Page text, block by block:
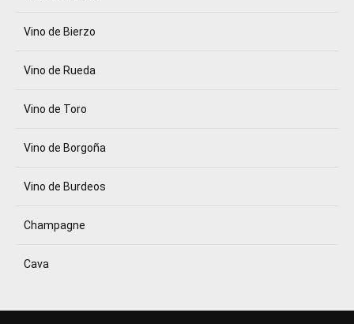
Vino de Bierzo
Vino de Rueda
Vino de Toro
Vino de Borgoña
Vino de Burdeos
Champagne
Cava